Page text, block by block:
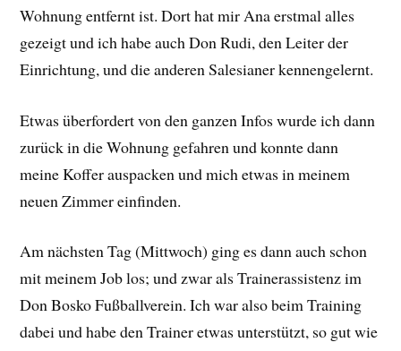
Wohnung entfernt ist. Dort hat mir Ana erstmal alles
gezeigt und ich habe auch Don Rudi, den Leiter der
Einrichtung, und die anderen Salesianer kennengelernt.
Etwas überfordert von den ganzen Infos wurde ich dann
zurück in die Wohnung gefahren und konnte dann
meine Koffer auspacken und mich etwas in meinem
neuen Zimmer einfinden.
Am nächsten Tag (Mittwoch) ging es dann auch schon
mit meinem Job los; und zwar als Trainerassistenz im
Don Bosko Fußballverein. Ich war also beim Training
dabei und habe den Trainer etwas unterstützt, so gut wie